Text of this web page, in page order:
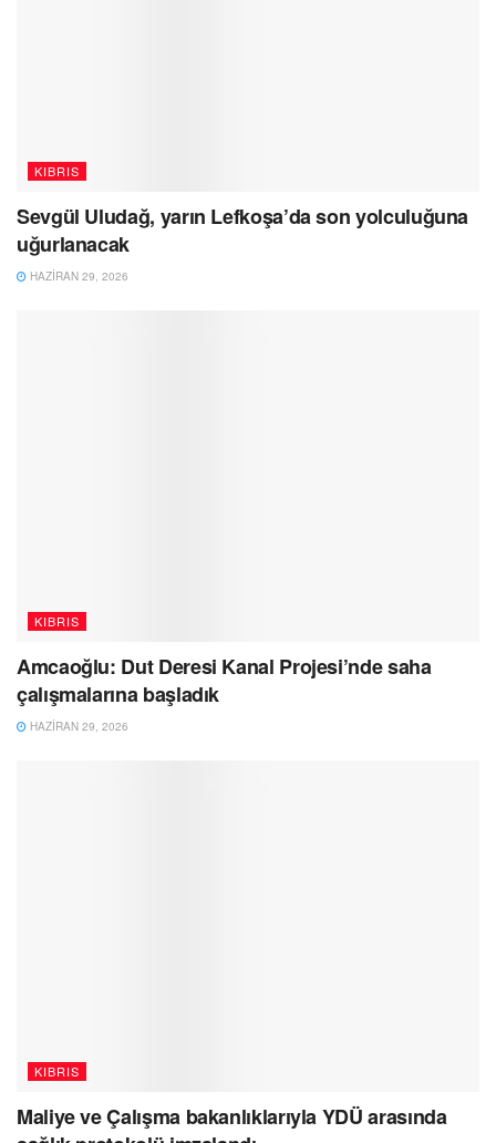
KIBRIS
Sevgül Uludağ, yarın Lefkoşa’da son yolculuğuna
uğurlanacak
HAZIRAN 29, 2026
KIBRIS
Amcaoğlu: Dut Deresi Kanal Projesi’nde saha
çalışmalarına başladık
HAZIRAN 29, 2026
KIBRIS
Maliye ve Çalışma bakanlıklarıyla YDÜ arasında